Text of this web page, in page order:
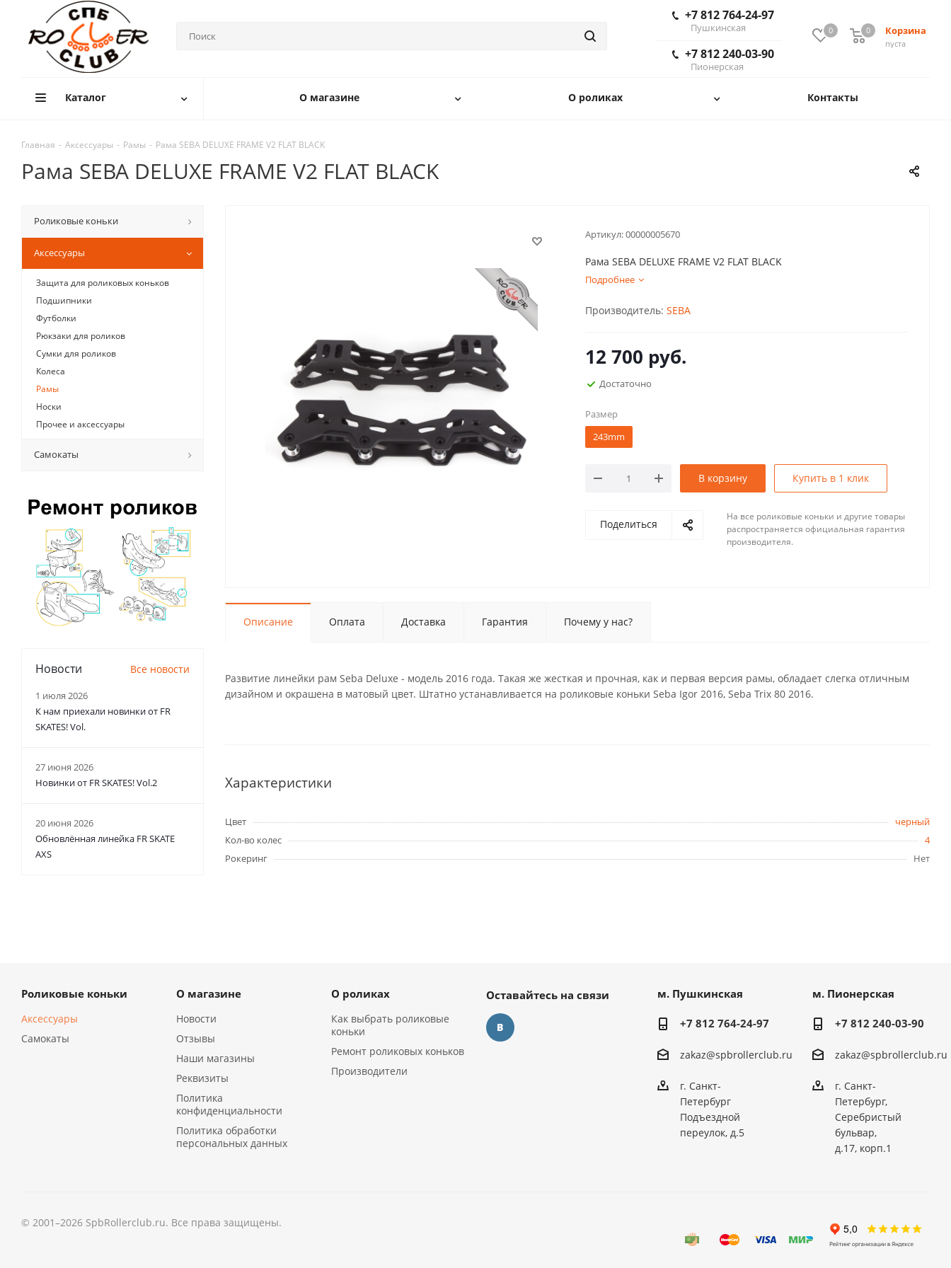
0 Корзина
пуста
0
+7 812 764-24-97
Пушкинская
+7 812 240-03-90
Пионерская
Каталог О магазине О роликах Контакты
Главная - Аксессуары - Рамы - Рама SEBA DELUXE FRAME V2 FLAT BLACK
Рама SEBA DELUXE FRAME V2 FLAT BLACK
Артикул:00000005670
Рама SEBA DELUXE FRAME V2 FLAT BLACK
Подробнее
Производитель: SEBA
12 700 руб.
Достаточно
Размер
243mm
В корзину Купить в 1 клик
Поделиться
На все роликовые коньки и другие товары
распространяется официальная гарантия
производителя.
Описание Оплата Доставка Гарантия Почему у нас?
Развитие линейки рам Seba Deluxe - модель 2016 года. Такая же жесткая и прочная, как и первая версия рамы, обладает слегка отличным
дизайном и окрашена в матовый цвет. Штатно устанавливается на роликовые коньки Seba Igor 2016, Seba Trix 80 2016.
Характеристики
Цвет
черный
Кол-во колес
4
Рокеринг
Нет
Роликовые коньки
Аксессуары
Защита для роликовых коньков
Подшипники
Футболки
Рюкзаки для роликов
Сумки для роликов
Колеса
Рамы
Носки
Прочее и аксессуары
Самокаты
Новости Все новости
1 июля 2026
К нам приехали новинки от FR
SKATES! Vol.
27 июня 2026
Новинки от FR SKATES! Vol.2
20 июня 2026
Обновлённая линейка FR SKATE
AXS
Роликовые коньки
Аксессуары
Самокаты
О магазине
Новости
Отзывы
Наши магазины
Реквизиты
Политика
конфиденциальности
Политика обработки
персональных данных
О роликах
Как выбрать роликовые
коньки
Ремонт роликовых коньков
Производители
Оставайтесь на связи м. Пушкинская
+7 812 764-24-97
zakaz@spbrollerclub.ru
г. Санкт-
Петербург
Подъездной
переулок, д.5
м. Пионерская
+7 812 240-03-90
zakaz@spbrollerclub.ru
г. Санкт-
Петербург,
Серебристый
бульвар,
д.17, корп.1
© 2001–2026 SpbRollerclub.ru. Все права защищены.